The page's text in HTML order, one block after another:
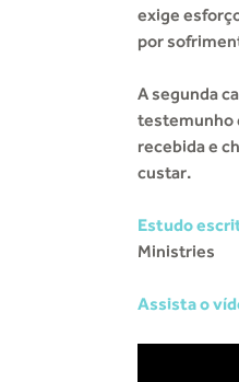
exige
por
A segunda
testemunho
recebida e
custar.
Estudo
Ministries
Assista o